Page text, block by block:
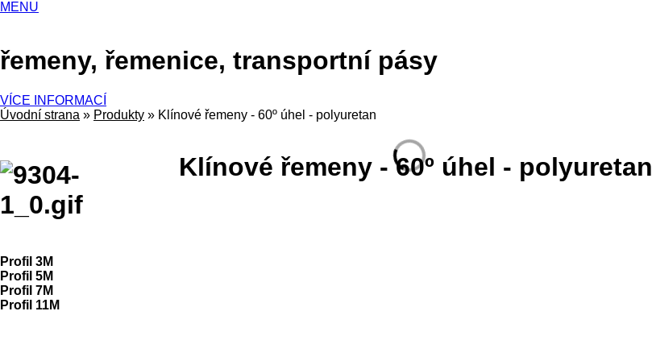
MENU
řemeny, řemenice, transportní pásy
VÍCE INFORMACÍ
Úvodní strana » Produkty » Klínové řemeny - 60º úhel - polyuretan
Klínové řemeny - 60º úhel - polyuretan
Profil 3M
Profil 5M
Profil 7M
Profil 11M